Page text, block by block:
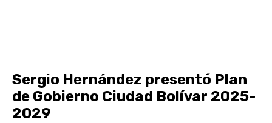
Sergio Hernández presentó Plan
de Gobierno Ciudad Bolívar 2025-
2029